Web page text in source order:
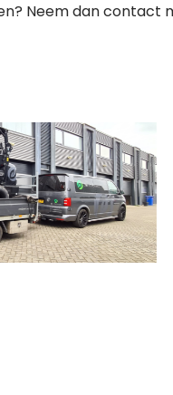
Neem dan contact